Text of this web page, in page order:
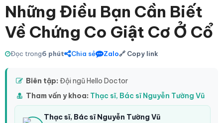
Những Điều Bạn Cần Biết
Về Chứng Co Giật Cơ Ở Cổ
Đọc trong6 phút Chia sẻ Zalo🔗 Copy link
Biên tập: Đội ngũ Hello Doctor
Tham vấn y khoa: Thạc sĩ, Bác sĩ Nguyễn Tường Vũ
Thạc sĩ, Bác sĩ Nguyễn Tường Vũ